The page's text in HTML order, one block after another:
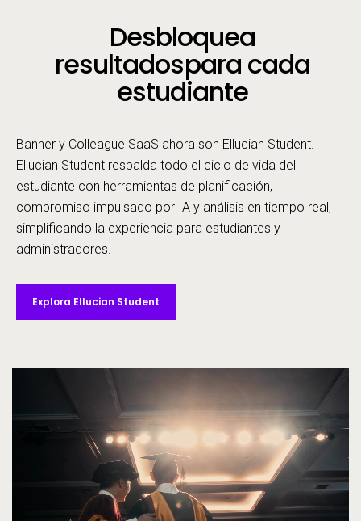
Desbloquea
resultadospara cada
estudiante
Banner y Colleague SaaS ahora son Ellucian Student.
Ellucian Student respalda todo el ciclo de vida del
estudiante con herramientas de planificación,
compromiso impulsado por IA y análisis en tiempo real,
simplificando la experiencia para estudiantes y
administradores.
Explora Ellucian Student